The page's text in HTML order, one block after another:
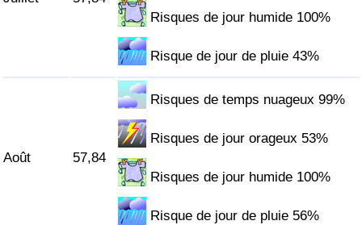
Risques de jour humide 100%
Risque de jour de pluie 43%
Août 57,84
Risques de temps nuageux 99%
Risques de jour orageux 53%
Risques de jour humide 100%
Risque de jour de pluie 56%